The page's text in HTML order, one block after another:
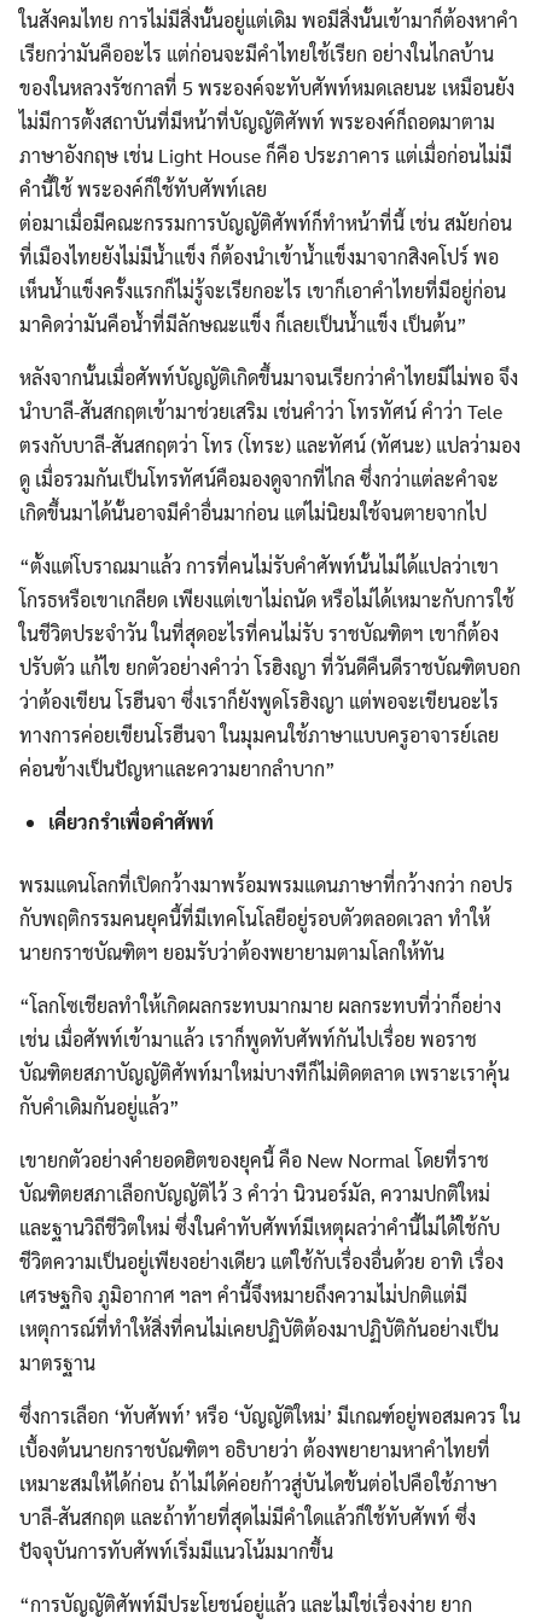
Search
ในสังคมไทย การไม่มีสิ่งนั้นอยู่แต่เดิม พอมีสิ่งนั้นเข้ามาก็ต้องหาคำ
เรียกว่ามันคืออะไร แต่ก่อนจะมีคำไทยใช้เรียก อย่างในไกลบ้าน
ของในหลวงรัชกาลที่ 5 พระองค์จะทับศัพท์หมดเลยนะ เหมือนยัง
ไม่มีการตั้งสถาบันที่มีหน้าที่บัญญัติศัพท์ พระองค์ก็ถอดมาตาม
ภาษาอังกฤษ เช่น Light House ก็คือ ประภาคาร แต่เมื่อก่อนไม่มี
คำนี้ใช้ พระองค์ก็ใช้ทับศัพท์เลย
ต่อมาเมื่อมีคณะกรรมการบัญญัติศัพท์ก็ทำหน้าที่นี้ เช่น สมัยก่อน
ที่เมืองไทยยังไม่มีน้ำแข็ง ก็ต้องนำเข้าน้ำแข็งมาจากสิงคโปร์ พอ
เห็นน้ำแข็งครั้งแรกก็ไม่รู้จะเรียกอะไร เขาก็เอาคำไทยที่มีอยู่ก่อน
มาคิดว่ามันคือน้ำที่มีลักษณะแข็ง ก็เลยเป็นน้ำแข็ง เป็นต้น”
หลังจากนั้นเมื่อศัพท์บัญญัติเกิดขึ้นมาจนเรียกว่าคำไทยมีไม่พอ จึง
นำบาลี-สันสกฤตเข้ามาช่วยเสริม เช่นคำว่า โทรทัศน์ คำว่า Tele
ตรงกับบาลี-สันสกฤตว่า โทร (โทระ) และทัศน์ (ทัศนะ) แปลว่ามอง
ดู เมื่อรวมกันเป็นโทรทัศน์คือมองดูจากที่ไกล ซึ่งกว่าแต่ละคำจะ
เกิดขึ้นมาได้นั้นอาจมีคำอื่นมาก่อน แต่ไม่นิยมใช้จนตายจากไป
“ตั้งแต่โบราณมาแล้ว การที่คนไม่รับคำศัพท์นั้นไม่ได้แปลว่าเขา
โกรธหรือเขาเกลียด เพียงแต่เขาไม่ถนัด หรือไม่ได้เหมาะกับการใช้
ในชีวิตประจำวัน ในที่สุดอะไรที่คนไม่รับ ราชบัณฑิตฯ เขาก็ต้อง
ปรับตัว แก้ไข ยกตัวอย่างคำว่า โรฮิงญา ที่วันดีคืนดีราชบัณฑิตบอก
ว่าต้องเขียน โรฮีนจา ซึ่งเราก็ยังพูดโรฮิงญา แต่พอจะเขียนอะไร
ทางการค่อยเขียนโรฮีนจา ในมุมคนใช้ภาษาแบบครูอาจารย์เลย
ค่อนข้างเป็นปัญหาและความยากลำบาก”
เคี่ยวกรำเพื่อคำศัพท์
พรมแดนโลกที่เปิดกว้างมาพร้อมพรมแดนภาษาที่กว้างกว่า กอปร
กับพฤติกรรมคนยุคนี้ที่มีเทคโนโลยีอยู่รอบตัวตลอดเวลา ทำให้
นายกราชบัณฑิตฯ ยอมรับว่าต้องพยายามตามโลกให้ทัน
“โลกโซเชียลทำให้เกิดผลกระทบมากมาย ผลกระทบที่ว่าก็อย่าง
เช่น เมื่อศัพท์เข้ามาแล้ว เราก็พูดทับศัพท์กันไปเรื่อย พอราช
บัณฑิตยสภาบัญญัติศัพท์มาใหม่บางทีก็ไม่ติดตลาด เพราะเราคุ้น
กับคำเดิมกันอยู่แล้ว”
เขายกตัวอย่างคำยอดฮิตของยุคนี้ คือ New Normal โดยที่ราช
บัณฑิตยสภาเลือกบัญญัติไว้ 3 คำว่า นิวนอร์มัล, ความปกติใหม่
และฐานวิถีชีวิตใหม่ ซึ่งในคำทับศัพท์มีเหตุผลว่าคำนี้ไม่ได้ใช้กับ
ชีวิตความเป็นอยู่เพียงอย่างเดียว แต่ใช้กับเรื่องอื่นด้วย อาทิ เรื่อง
เศรษฐกิจ ภูมิอากาศ ฯลฯ คำนี้จึงหมายถึงความไม่ปกติแต่มี
เหตุการณ์ที่ทำให้สิ่งที่คนไม่เคยปฏิบัติต้องมาปฏิบัติกันอย่างเป็น
มาตรฐาน
ซึ่งการเลือก ‘ทับศัพท์’ หรือ ‘บัญญัติใหม่’ มีเกณฑ์อยู่พอสมควร ใน
เบื้องต้นนายกราชบัณฑิตฯ อธิบายว่า ต้องพยายามหาคำไทยที่
เหมาะสมให้ได้ก่อน ถ้าไม่ได้ค่อยก้าวสู่บันไดขั้นต่อไปคือใช้ภาษา
บาลี-สันสกฤต และถ้าท้ายที่สุดไม่มีคำใดแล้วก็ใช้ทับศัพท์ ซึ่ง
ปัจจุบันการทับศัพท์เริ่มมีแนวโน้มมากขึ้น
“การบัญญัติศัพท์มีประโยชน์อยู่แล้ว และไม่ใช่เรื่องง่าย ยาก